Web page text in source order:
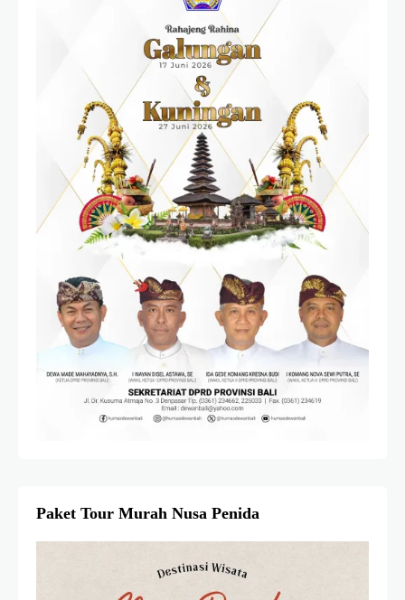
Paket Tour Murah Nusa Penida